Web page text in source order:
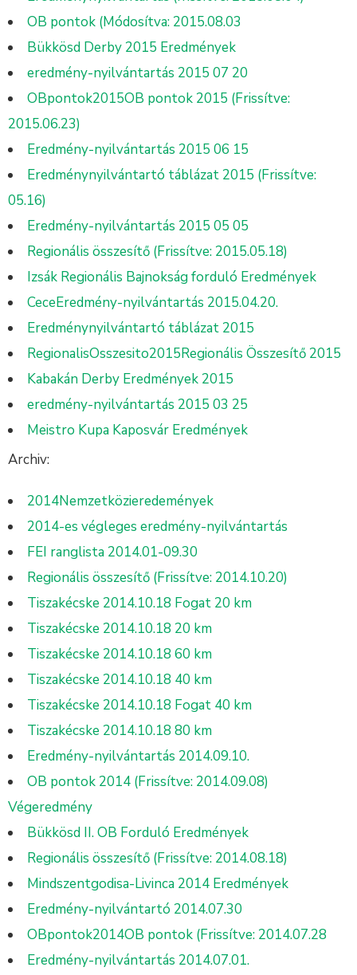
OB pontok (Módosítva: 2015.08.03
Bükkösd Derby 2015 Eredmények
eredmény-nyilvántartás 2015 07 20
OBpontok2015OB pontok 2015 (Frissítve:
2015.06.23)
Eredmény-nyilvántartás 2015 06 15
Eredménynyilvántartó táblázat 2015 (Frissítve:
05.16)
Eredmény-nyilvántartás 2015 05 05
Regionális összesítő (Frissítve: 2015.05.18)
Izsák Regionális Bajnokság forduló Eredmények
CeceEredmény-nyilvántartás 2015.04.20.
Eredménynyilvántartó táblázat 2015
RegionalisOsszesito2015Regionális Összesítő 2015
Kabakán Derby Eredmények 2015
eredmény-nyilvántartás 2015 03 25
Meistro Kupa Kaposvár Eredmények
Archiv:
2014Nemzetközieredemények
2014-es végleges eredmény-nyilvántartás
FEI ranglista 2014.01-09.30
Regionális összesítő (Frissítve: 2014.10.20)
Tiszakécske 2014.10.18 Fogat 20 km
Tiszakécske 2014.10.18 20 km
Tiszakécske 2014.10.18 60 km
Tiszakécske 2014.10.18 40 km
Tiszakécske 2014.10.18 Fogat 40 km
Tiszakécske 2014.10.18 80 km
Eredmény-nyilvántartás 2014.09.10.
OB pontok 2014 (Frissítve: 2014.09.08)
Végeredmény
Bükkösd II. OB Forduló Eredmények
Regionális összesítő (Frissítve: 2014.08.18)
Mindszentgodisa-Livinca 2014 Eredmények
Eredmény-nyilvántartó 2014.07.30
OBpontok2014OB pontok (Frissítve: 2014.07.28
Eredmény-nyilvántartás 2014.07.01.